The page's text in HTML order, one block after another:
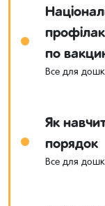
по
Все для
Як
порядок
Все для